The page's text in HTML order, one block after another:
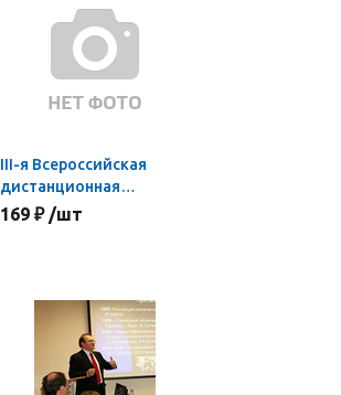
III-я Всероссийская
дистанционная
ученическая
169 ₽ /шт